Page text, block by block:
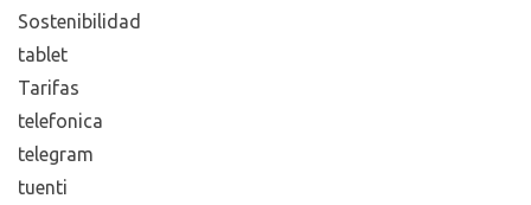
Sostenibilidad
tablet
Tarifas
telefonica
telegram
tuenti